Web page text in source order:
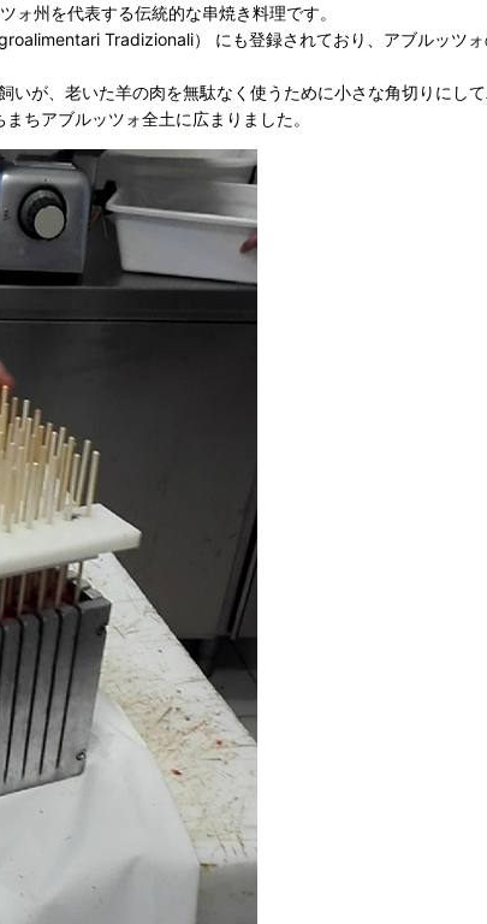
州を代表する伝統的な串焼き料理です。
Tradizionali） にも登録されており、アブルッツォ
が、老いた羊の肉を無駄なく使うために小さな角切りにし
ちアブルッツォ全土に広まりました。